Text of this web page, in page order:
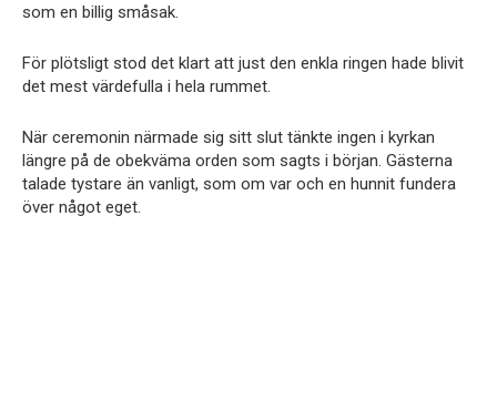
som en billig småsak.
För plötsligt stod det klart att just den enkla ringen hade blivit
det mest värdefulla i hela rummet.
När ceremonin närmade sig sitt slut tänkte ingen i kyrkan
längre på de obekväma orden som sagts i början. Gästerna
talade tystare än vanligt, som om var och en hunnit fundera
över något eget.